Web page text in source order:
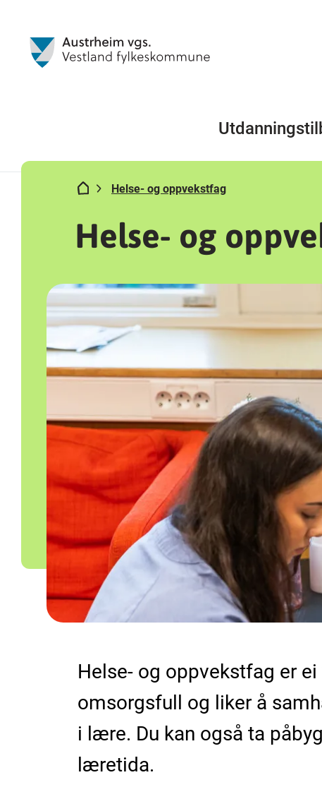
Helse- og oppvekstfag
Helse- og
Helse- og oppvekstfag er
omsorgsfull og liker å
i lære. Du kan også ta
læretida.